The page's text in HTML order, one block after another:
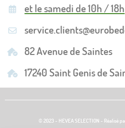
et le samedi de 10h / 18h
82 Avenue de Saintes
17240 Saint Genis de
© 2023 - HEVEA SELECTION - Réalisé